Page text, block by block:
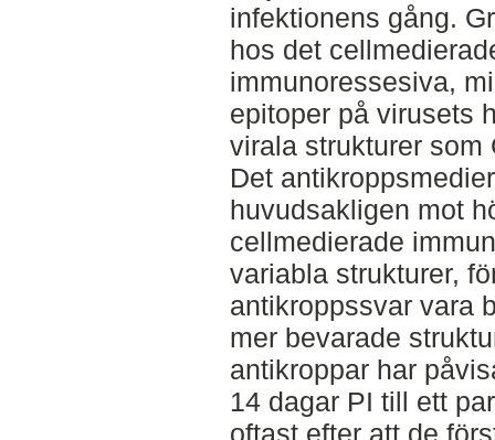
infektionens gång.
hos det
immunoressesiva,
epitoper på virusets
virala strukturer som
Det
huvudsakligen mot
cellmedierade
variabla strukturer,
antikroppssvar vara
mer bevarade
antikroppar har
14 dagar PI till ett
oftast efter att de